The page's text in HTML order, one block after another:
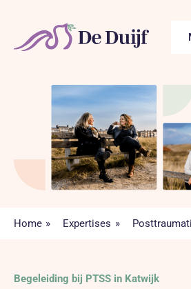
inhoud
Begeleiding naar werk
Home Expertises
Begeleiding bij PTSS in Katwijk